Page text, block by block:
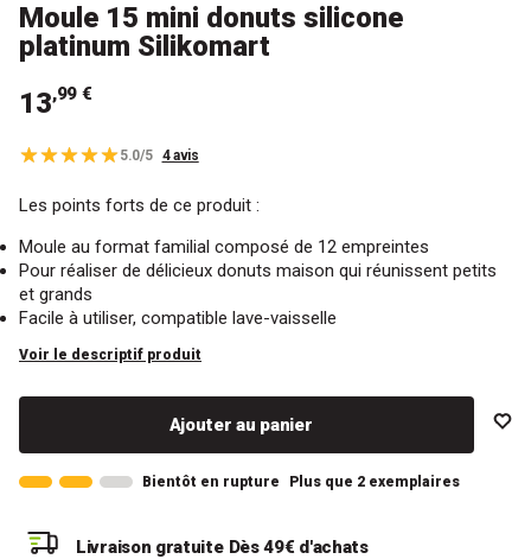
Moule 15 mini donuts silicone
platinum Silikomart
13,99 €
5.0/5 4 avis
Les points forts de ce produit :
Moule au format familial composé de 12 empreintes
Pour réaliser de délicieux donuts maison qui réunissent petits
et grands
Facile à utiliser, compatible lave-vaisselle
Voir le descriptif produit
Ajouter au panier
Bientôt en rupture Plus que 2 exemplaires
Livraison gratuite Dès 49€ d'achats